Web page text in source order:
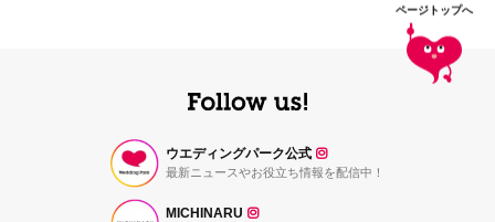
ページトップへ
ウエディングパーク公式
最新ニュースやお役立ち情報を配信中！
MICHINARU